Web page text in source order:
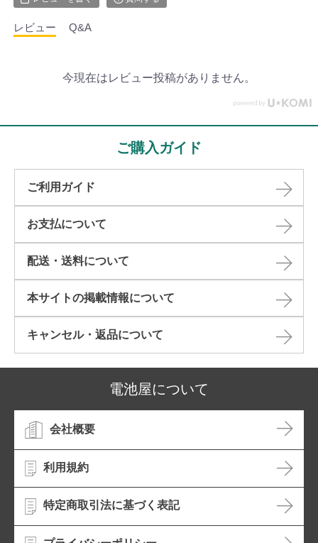
レビュー Q&A
今現在はレビュー投稿がありません。
ご購入ガイド
ご利用ガイド
お支払について
配送・送料について
本サイトの掲載情報について​
キャンセル・返品について​
電池屋について
会社概要
利用規約
特定商取引法に基づく表記